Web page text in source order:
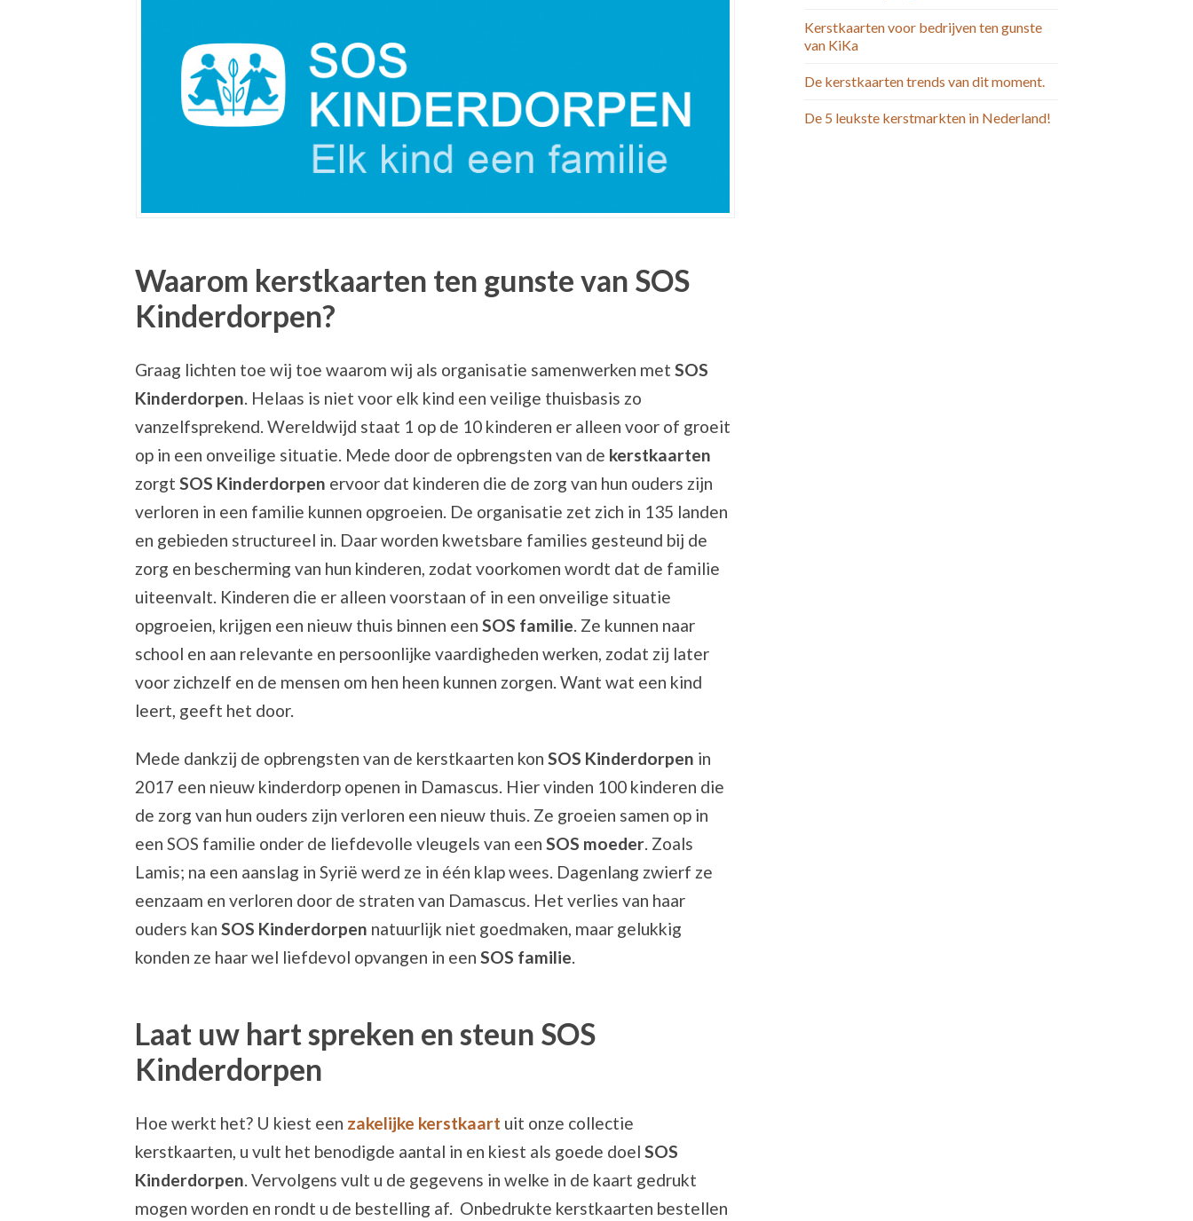
Waarom kerstkaarten ten gunste van SOS
Kinderdorpen?
Graag lichten toe wij toe waarom wij als organisatie samenwerken met SOS
Kinderdorpen. Helaas is niet voor elk kind een veilige thuisbasis zo
vanzelfsprekend. Wereldwijd staat 1 op de 10 kinderen er alleen voor of groeit
op in een onveilige situatie. Mede door de opbrengsten van de kerstkaarten
zorgt SOS Kinderdorpen ervoor dat kinderen die de zorg van hun ouders zijn
verloren in een familie kunnen opgroeien. De organisatie zet zich in 135 landen
en gebieden structureel in. Daar worden kwetsbare families gesteund bij de
zorg en bescherming van hun kinderen, zodat voorkomen wordt dat de familie
uiteenvalt. Kinderen die er alleen voorstaan of in een onveilige situatie
opgroeien, krijgen een nieuw thuis binnen een SOS familie. Ze kunnen naar
school en aan relevante en persoonlijke vaardigheden werken, zodat zij later
voor zichzelf en de mensen om hen heen kunnen zorgen. Want wat een kind
leert, geeft het door.
Mede dankzij de opbrengsten van de kerstkaarten kon SOS Kinderdorpen in
2017 een nieuw kinderdorp openen in Damascus. Hier vinden 100 kinderen die
de zorg van hun ouders zijn verloren een nieuw thuis. Ze groeien samen op in
een SOS familie onder de liefdevolle vleugels van een SOS moeder . Zoals
Lamis; na een aanslag in Syrië werd ze in één klap wees. Dagenlang zwierf ze
eenzaam en verloren door de straten van Damascus. Het verlies van haar
ouders kan SOS Kinderdorpen natuurlijk niet goedmaken, maar gelukkig
konden ze haar wel liefdevol opvangen in een SOS familie
Laat uw hart spreken en steun SOS
Kinderdorpen
Hoe werkt het? U kiest een zakelijke kerstkaart uit onze collectie
kerstkaarten, u vult het benodigde aantal in en kiest als goede doel SOS
Kinderdorpen . Vervolgens vult u de gegevens in welke in de kaart gedrukt
mogen worden en rondt u de bestelling af. Onbedrukte kerstkaarten bestellen
Kerstkaarten voor bedrijven ten gunste
van KiKa
De kerstkaarten trends van dit moment.
De 5 leukste kerstmarkten in Nederland!